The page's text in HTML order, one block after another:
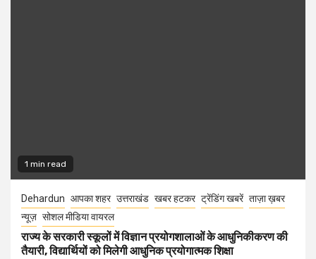
1 min read
Dehardun आपका शहर उत्तराखंड खबर हटकर ट्रेंडिंग खबरें ताज़ा ख़बर
न्यूज़ सोशल मीडिया वायरल
राज्य के सरकारी स्कूलों में विज्ञान प्रयोगशालाओं के आधुनिकीकरण की
तैयारी, विद्यार्थियों को मिलेगी आधुनिक प्रयोगात्मक शिक्षा